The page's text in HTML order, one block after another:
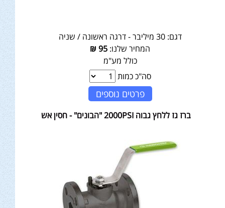
דגם: 30 מיליבר - דרגה ראשונה / שניה
המחיר שלנו: 95
₪
כולל מע"מ
סה"כ כמות
פרטים נוספים
ברז גז ללחץ גבוה 2000PSI "הבונים" - חסין אש